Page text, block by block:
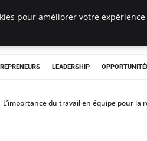
LEADERSHIP
L’importance du travail en équipe pour la
pour améliorer votre